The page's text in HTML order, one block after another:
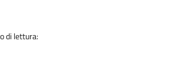
di lettura: